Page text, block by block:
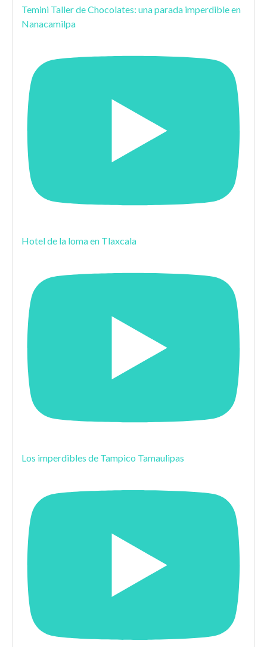
Temini Taller de Chocolates: una parada imperdible en
Nanacamilpa
Hotel de la loma en Tlaxcala
Los imperdibles de Tampico Tamaulipas